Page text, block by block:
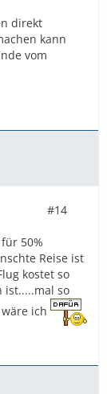
direkt
kann
vom
#14
50%
Reise ist
kostet so
ist.....mal so
ich